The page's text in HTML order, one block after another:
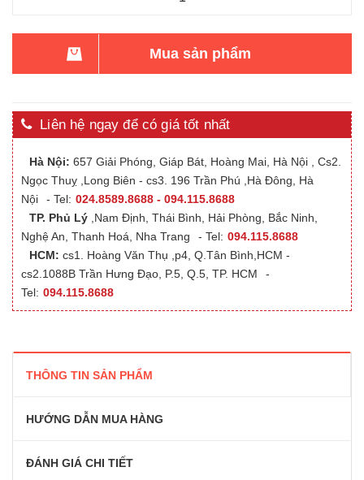
Mua sản phẩm
Liên hệ ngay để có giá tốt nhất
Hà Nội: 657 Giải Phóng, Giáp Bát, Hoàng Mai, Hà Nội , Cs2.
Ngọc Thuỵ ,Long Biên - cs3. 196 Trần Phú ,Hà Đông, Hà
Nội
- Tel: 024.8589.8688 - 094.115.8688
TP. Phủ Lý ,Nam Định, Thái Bình, Hải Phòng, Bắc Ninh,
Nghệ An, Thanh Hoá, Nha Trang
- Tel: 094.115.8688
HCM: cs1. Hoàng Văn Thụ ,p4, Q.Tân Bình,HCM -
cs2.1088B Trần Hưng Đạo, P.5, Q.5, TP. HCM
-
Tel: 094.115.8688
THÔNG TIN SẢN PHẨM
HƯỚNG DẪN MUA HÀNG
ĐÁNH GIÁ CHI TIẾT